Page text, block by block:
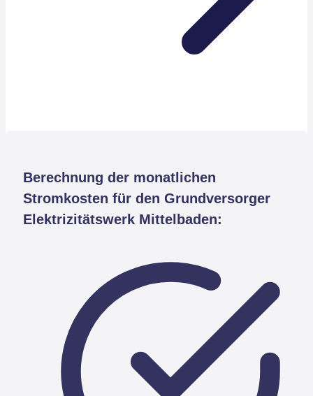
Berechnung der monatlichen
Stromkosten für den Grundversorger
Elektrizitätswerk Mittelbaden: